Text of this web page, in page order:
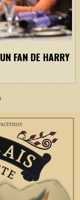
FAN DE HARRY